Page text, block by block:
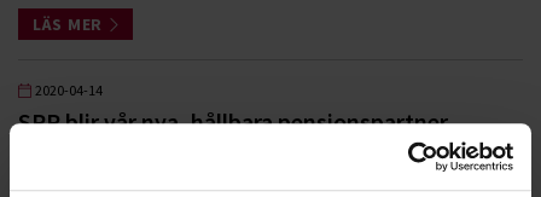
LÄS MER
2020-04-14
SPP blir vår nya, hållbara pensionspartner